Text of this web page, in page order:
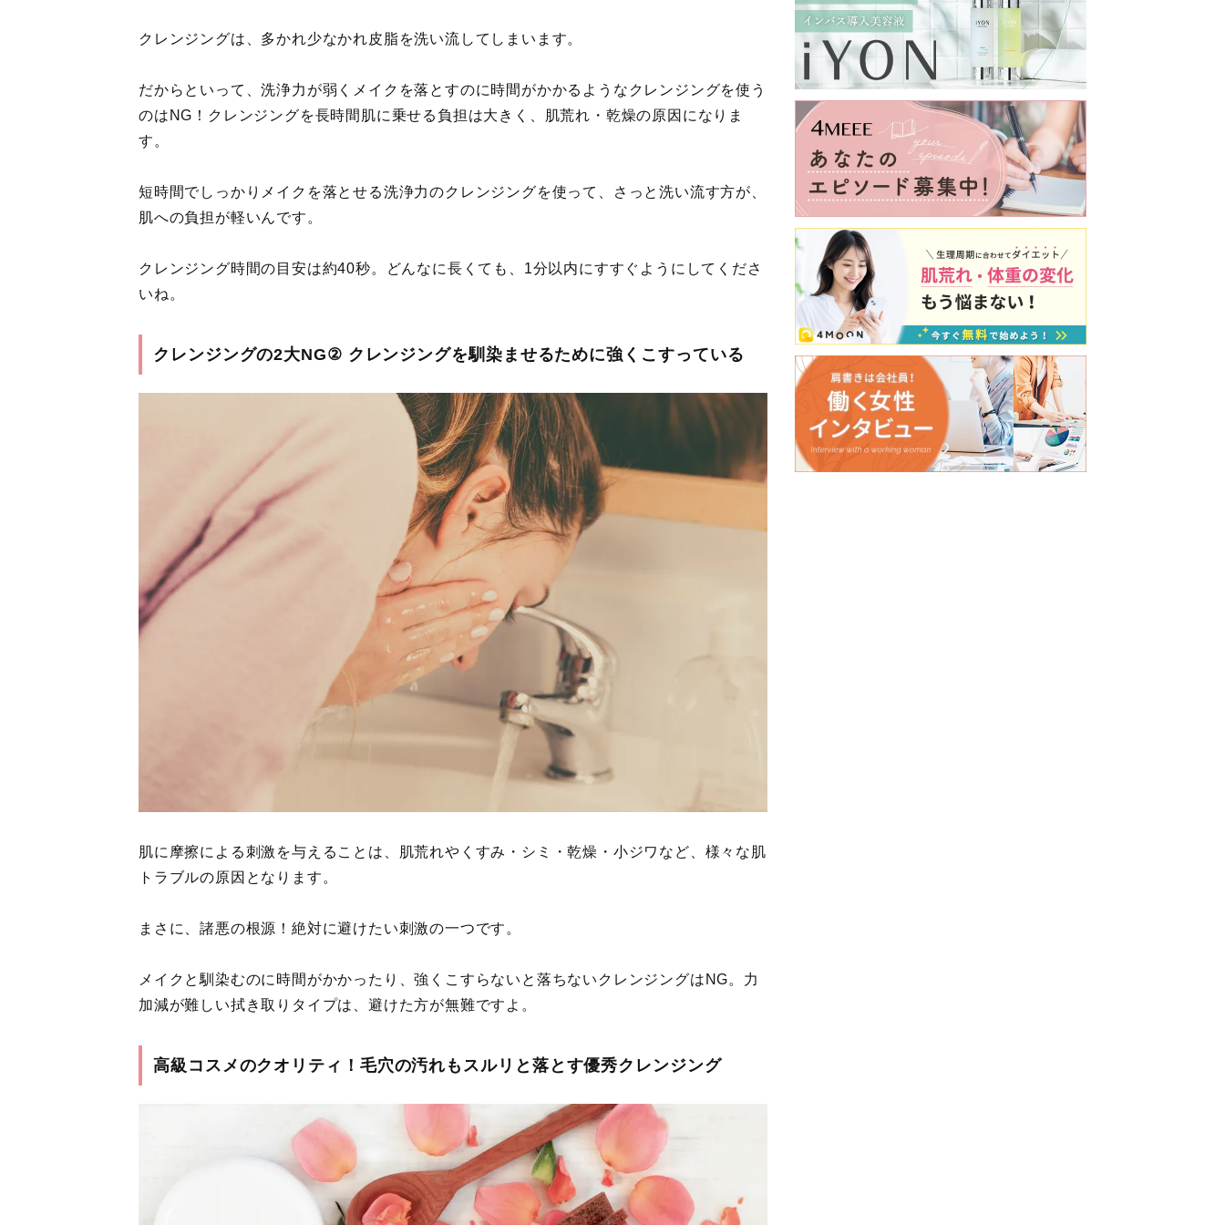
クレンジングは、多かれ少なかれ皮脂を洗い流してしまいます。
だからといって、洗浄力が弱くメイクを落とすのに時間がかかるようなクレンジングを使う
のはNG！クレンジングを長時間肌に乗せる負担は大きく、肌荒れ・乾燥の原因になりま
す。
短時間でしっかりメイクを落とせる洗浄力のクレンジングを使って、さっと洗い流す方が、
肌への負担が軽いんです。
クレンジング時間の目安は約40秒。どんなに長くても、1分以内にすすぐようにしてくださ
いね。
クレンジングの2大NG② クレンジングを馴染ませるために強くこすっている
肌に摩擦による刺激を与えることは、肌荒れやくすみ・シミ・乾燥・小ジワなど、様々な肌
トラブルの原因となります。
まさに、諸悪の根源！絶対に避けたい刺激の一つです。
メイクと馴染むのに時間がかかったり、強くこすらないと落ちないクレンジングはNG。力
加減が難しい拭き取りタイプは、避けた方が無難ですよ。
高級コスメのクオリティ！毛穴の汚れもスルリと落とす優秀クレンジング